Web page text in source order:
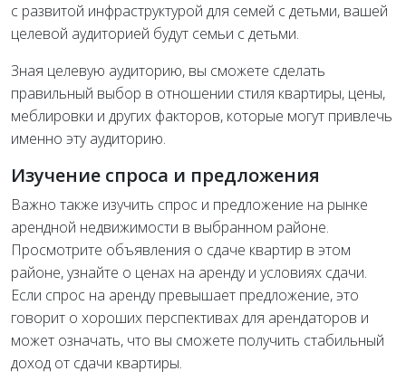
с развитой инфраструктурой для семей с детьми, вашей
целевой аудиторией будут семьи с детьми.
Зная целевую аудиторию, вы сможете сделать
правильный выбор в отношении стиля квартиры, цены,
меблировки и других факторов, которые могут привлечь
именно эту аудиторию.
Изучение спроса и предложения
Важно также изучить спрос и предложение на рынке
арендной недвижимости в выбранном районе.
Просмотрите объявления о сдаче квартир в этом
районе, узнайте о ценах на аренду и условиях сдачи.
Если спрос на аренду превышает предложение, это
говорит о хороших перспективах для арендаторов и
может означать, что вы сможете получить стабильный
доход от сдачи квартиры.